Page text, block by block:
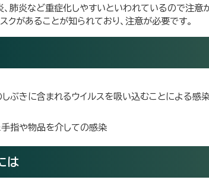
肺炎など重症化しやすいといわれているので注
クがあることが知られており、注意が必要です。
しぶきに含まれるウイルスを吸い込むことによる感
手指や物品を介しての感染
は